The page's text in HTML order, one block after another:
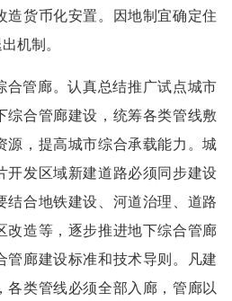
造货币化安置。因地制宜确定住
机制。
合管廊。认真总结推广试点城市
综合管廊建设，统筹各类管线敷
源，提高城市综合承载能力。城
开发区域新建道路必须同步建设
结合地铁建设、河道治理、道路
改造等，逐步推进地下综合管廊
管廊建设标准和技术导则。凡建
各类管线必须全部入廊，管廊以